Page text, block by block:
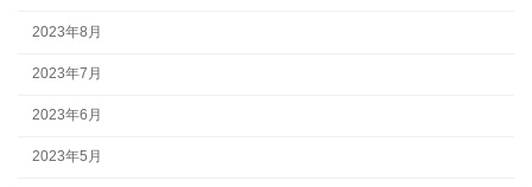
2023年8月
2023年7月
2023年6月
2023年5月